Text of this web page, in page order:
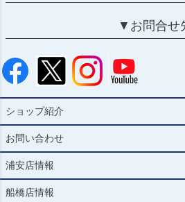
▼お問合せ
ショップ紹介
お問い合わせ
浦安店情報
船橋店情報